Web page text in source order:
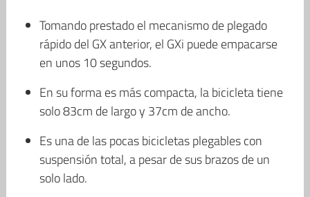
Tomando prestado el mecanismo de plegado
rápido del GX anterior, el GXi puede empacarse
en unos 10 segundos.
En su forma es más compacta, la bicicleta tiene
solo 83cm de largo y 37cm de ancho.
Es una de las pocas bicicletas plegables con
suspensión total, a pesar de sus brazos de un
solo lado.